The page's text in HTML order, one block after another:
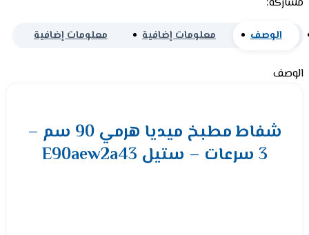
الوصف معلومات إضافية معلومات إضافية
الوصف
شفاط مطبخ ميديا هرمي 90 سم –
3 سرعات – ستيل E90aew2a43